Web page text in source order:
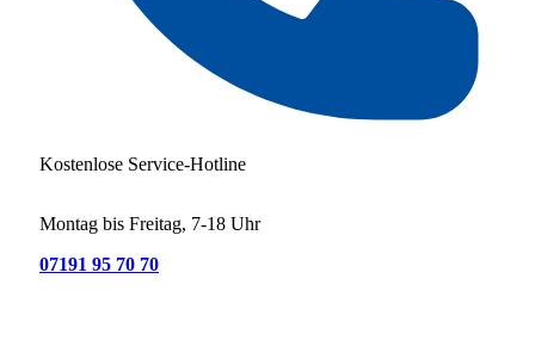
Kostenlose Service-Hotline
Montag bis Freitag, 7-18 Uhr
07191 95 70 70